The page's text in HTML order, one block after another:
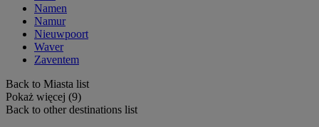
Namen
Namur
Nieuwpoort
Waver
Zaventem
Back to Miasta list
Pokaż więcej (9)
Back to other destinations list